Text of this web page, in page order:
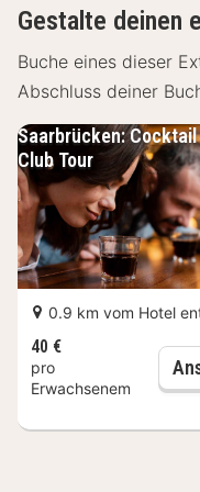
Lage Friends
Das Friends Hotel
Saarbrücken und
die Stadt und ihre
zentralen Lage
Sehenswürdigkeiten,
gastronomische
Saarbrücken
Saarbrücken
Saarbrücker
Zoo
Einrichtungen
Das Friends Hotel
funktionalen
Gestalte deinen
Buche eines dieser
Abschluss deiner
Saarbrücken:
Club Tour
0.9 km vom Hotel
40 €
pro
Erwachsenem